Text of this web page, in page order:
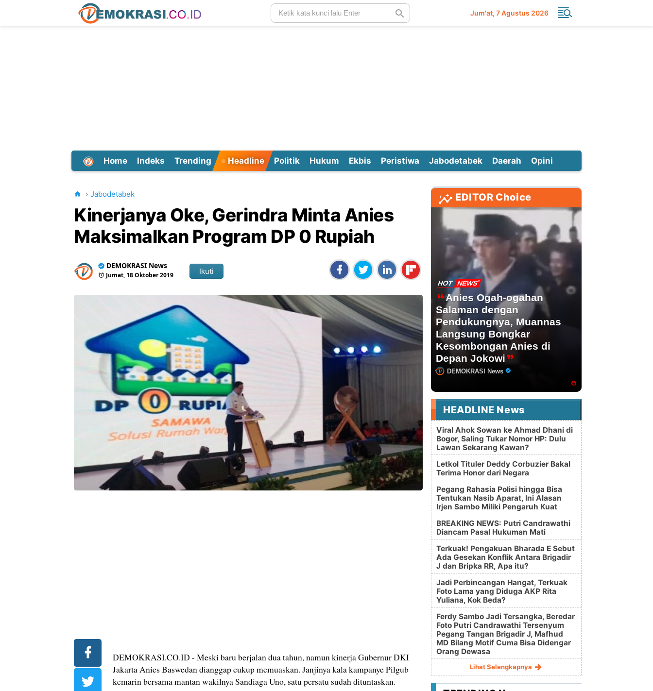
Jum'at 7 Agustus 2026
Home Indeks Trending Headline Politik Hukum Ekbis Peristiwa Jabodetabek Daerah Opini
Jabodetabek
Kinerjanya Oke, Gerindra Minta Anies
Maksimalkan Program DP 0 Rupiah
DEMOKRASI News
Jumat, 18 Oktober 2019 Ikuti
DEMOKRASI.CO.ID - Meski baru berjalan dua tahun, namun kinerja Gubernur DKI
Jakarta Anies Baswedan dianggap cukup memuaskan. Janjinya kala kampanye Pilgub
kemarin bersama mantan wakilnya Sandiaga Uno, satu persatu sudah dituntaskan.
EDITOR Choice
HOT NEWS
Anies Ogah-ogahan
Salaman dengan
Pendukungnya, Muannas
Langsung Bongkar
Kesombongan Anies di
Depan Jokowi
DEMOKRASI News
HEADLINE News
Viral Ahok Sowan ke Ahmad Dhani di
Bogor, Saling Tukar Nomor HP: Dulu
Lawan Sekarang Kawan?
Letkol Tituler Deddy Corbuzier Bakal
Terima Honor dari Negara
Pegang Rahasia Polisi hingga Bisa
Tentukan Nasib Aparat, Ini Alasan
Irjen Sambo Miliki Pengaruh Kuat
BREAKING NEWS: Putri Candrawathi
Diancam Pasal Hukuman Mati
Terkuak! Pengakuan Bharada E Sebut
Ada Gesekan Konflik Antara Brigadir
J dan Bripka RR, Apa itu?
Jadi Perbincangan Hangat, Terkuak
Foto Lama yang Diduga AKP Rita
Yuliana, Kok Beda?
Ferdy Sambo Jadi Tersangka, Beredar
Foto Putri Candrawathi Tersenyum
Pegang Tangan Brigadir J, Mafhud
MD Bilang Motif Cuma Bisa Didengar
Orang Dewasa
Lihat Selengkapnya